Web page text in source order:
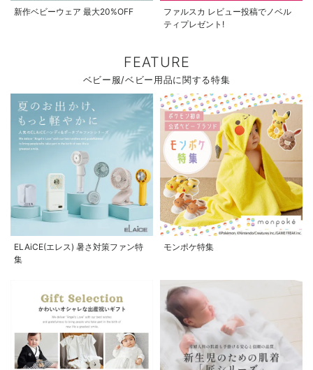
新作ベビーウェア 最大20%OFF
ファルスカ レビュー投稿でノベル
ティプレゼント!
FEATURE
ベビー服/ベビー用品に関する特集
ELAiCE(エレス) 暑さ対策ファン特
集
モンポケ特集